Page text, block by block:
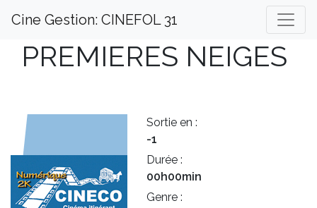
Cine Gestion: CINEFOL 31
PREMIERES NEIGES
Sortie en :
-1
Durée :
00h00min
Genre :